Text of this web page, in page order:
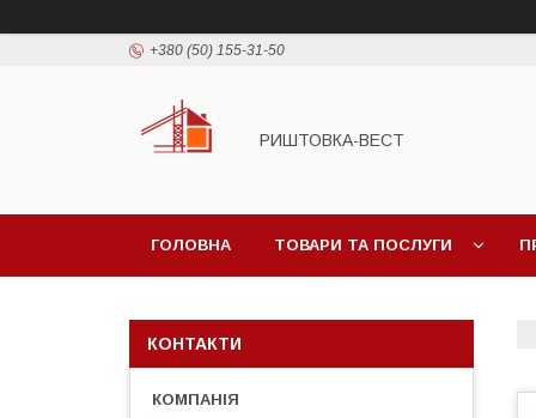
+380 (50) 155-31-50
РИШТОВКА-ВЕСТ
ГОЛОВНА ТОВАРИ ТА ПОСЛУГИ
КОНТАКТИ